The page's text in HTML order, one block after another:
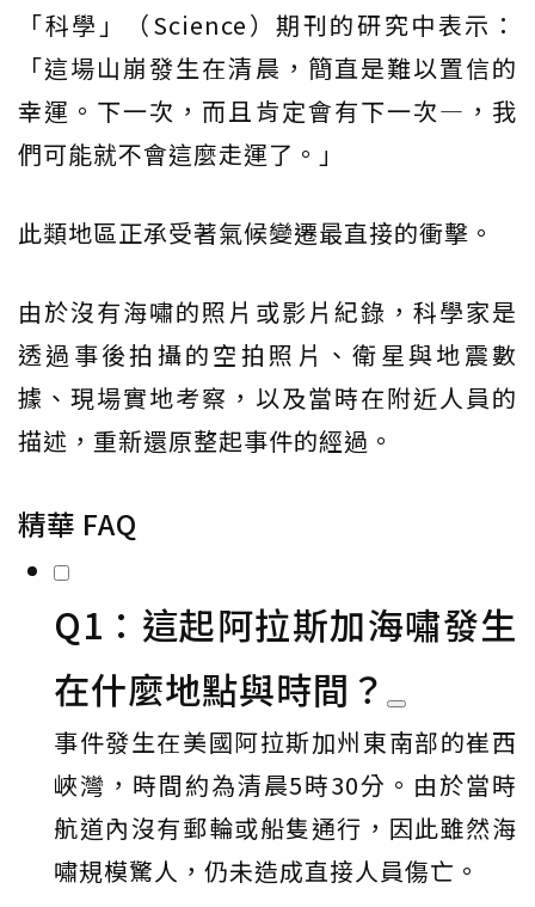
「科學」（Science）期刊的研究中表示：
「這場山崩發生在清晨，簡直是難以置信的
幸運。下一次，而且肯定會有下一次—，我
們可能就不會這麼走運了。」
此類地區正承受著氣候變遷最直接的衝擊。
由於沒有海嘯的照片或影片紀錄，科學家是
透過事後拍攝的空拍照片、衛星與地震數
據、現場實地考察，以及當時在附近人員的
描述，重新還原整起事件的經過。
精華 FAQ
Q1：這起阿拉斯加海嘯發生
在什麼地點與時間？
事件發生在美國阿拉斯加州東南部的崔西
峽灣，時間約為清晨5時30分。由於當時
航道內沒有郵輪或船隻通行，因此雖然海
嘯規模驚人，仍未造成直接人員傷亡。